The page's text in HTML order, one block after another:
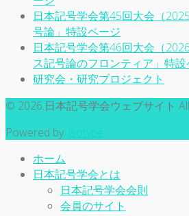
日本記号学会第45回大会（
号論」特設ページ
日本記号学会第46回大会（
ス記号論のフロンティア」特設
研究会・研究プロジェクト
© 2026.日本記号学会ウェブサイト
Powered by. isotype.
ホーム
日本記号学会とは
日本記号学会会則
会員のサイト